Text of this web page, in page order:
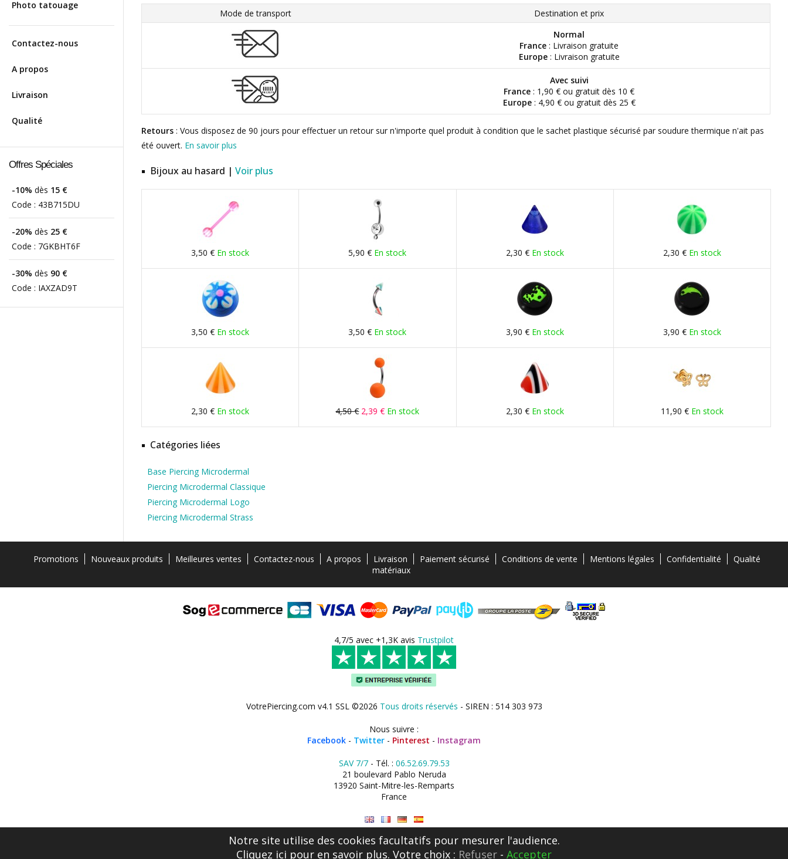
Photo tatouage
Contactez-nous
A propos
Livraison
Qualité
Offres Spéciales
-10% dès 15 €
Code : 43B715DU
-20% dès 25 €
Code : 7GKBHT6F
-30% dès 90 €
Code : IAXZAD9T
Mode de transport
Destination et prix
Normal
France : Livraison gratuite
Europe: Livraison gratuite
Avec suivi
France : 1,90 € ou gratuit dès 10 €
Europe: 4,90 € ou gratuit dès 25 €
Retours : Vous disposez de 90 jours pour effectuer un retour sur n'importe quel produit à condition que le sachet plastique sécurisé par soudure thermique n'ait pas
été ouvert. En savoir plus
Bijoux au hasard | Voir plus
3,50 € En stock 5,90 € En stock 2,30 € En stock 2,30 € En stock
3,50 € En stock 3,50 € En stock 3,90 € En stock 3,90 € En stock
2,30 € En stock 4,50 € 2,39 € En stock 2,30 € En stock 11,90 € En stock
Catégories liées
Base Piercing Microdermal
Piercing Microdermal Classique
Piercing Microdermal Logo
Piercing Microdermal Strass
Promotions Nouveaux produits Meilleures ventes Contactez-nous A propos Livraison Paiement sécurisé Conditions de vente Mentions légales Confidentialité
Qualité
matériaux
4,7/5 avec +1,3K avis Trustpilot
VotrePiercing.com v4.1 SSL ©2026 Tous droits réservés - SIREN : 514 303 973
Nous suivre :
Facebook - Twitter - Pinterest - Instagram
SAV 7/7- Tél. : 06.52.69.79.53
21 boulevard Pablo Neruda
13920 Saint-Mitre-les-Remparts
France
Notre site utilise des cookies facultatifs pour mesurer l'audience.
Cliquez ici pour en savoir plus. Votre choix : Refuser - Accepter